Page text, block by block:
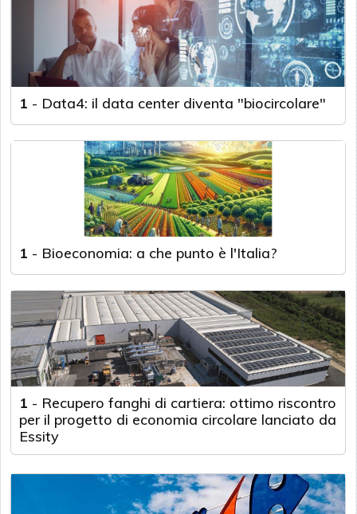
1 - Data4: il data center diventa "biocircolare"
1 - Bioeconomia: a che punto è l'Italia?
1 - Recupero fanghi di cartiera: ottimo riscontro
per il progetto di economia circolare lanciato da
Essity